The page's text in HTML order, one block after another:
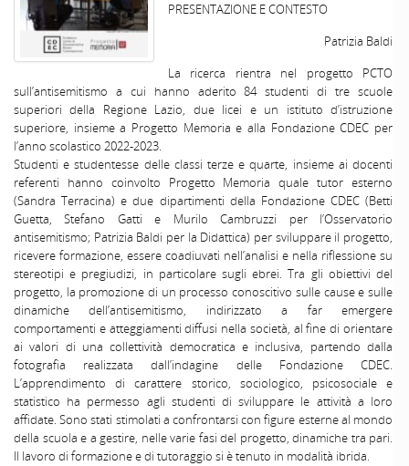
PRESENTAZIONE E CONTESTO
Patrizia Baldi
La ricerca rientra nel progetto PCTO
sull’antisemitismo a cui hanno aderito 84 studenti di tre scuole
superiori della Regione Lazio, due licei e un istituto d’istruzione
superiore, insieme a Progetto Memoria e alla Fondazione CDEC per
l’anno scolastico 2022-2023.
Studenti e studentesse delle classi terze e quarte, insieme ai docenti
referenti hanno coinvolto Progetto Memoria quale tutor esterno
(Sandra Terracina) e due dipartimenti della Fondazione CDEC (Betti
Guetta, Stefano Gatti e Murilo Cambruzzi per l’Osservatorio
antisemitismo; Patrizia Baldi per la Didattica) per sviluppare il progetto,
ricevere formazione, essere coadiuvati nell’analisi e nella riflessione su
stereotipi e pregiudizi, in particolare sugli ebrei. Tra gli obiettivi del
progetto, la promozione di un processo conoscitivo sulle cause e sulle
dinamiche dell’antisemitismo, indirizzato a far emergere
comportamenti e atteggiamenti diffusi nella società, al fine di orientare
ai valori di una collettività democratica e inclusiva, partendo dalla
fotografia realizzata dall’indagine delle Fondazione CDEC.
L’apprendimento di carattere storico, sociologico, psicosociale e
statistico ha permesso agli studenti di sviluppare le attività a loro
affidate. Sono stati stimolati a confrontarsi con figure esterne al mondo
della scuola e a gestire, nelle varie fasi del progetto, dinamiche tra pari.
Il lavoro di formazione e di tutoraggio si è tenuto in modalità ibrida.